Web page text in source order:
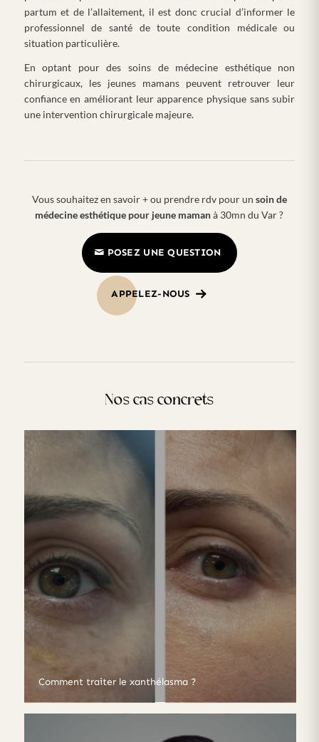
partum et de l’allaitement, il est donc crucial d’informer le
professionnel de santé de toute condition médicale ou
situation particulière.
En optant pour des soins de médecine esthétique non
chirurgicaux, les jeunes mamans peuvent retrouver leur
confiance en améliorant leur apparence physique sans subir
une intervention chirurgicale majeure.
Vous souhaitez en savoir + ou prendre rdv pour un soin de
médecine esthétique pour jeune mamanà 30mn du Var ?
POSEZ UNE QUESTION
APPELEZ-NOUS
Nos cas concrets
Comment traiter le xanthélasma ?